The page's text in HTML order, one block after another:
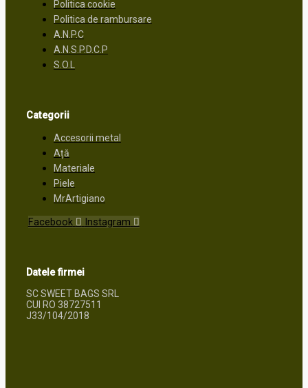
Politica cookie
Politica de rambursare
A.N.P.C
A.N.S.P.D.C.P
S.O.L
Categorii
Accesorii metal
Ață
Materiale
Piele
MrArtigiano
Facebook Instagram
Datele firmei
SC SWEET BAGS SRL
CUI RO 38727511
J33/104/2018